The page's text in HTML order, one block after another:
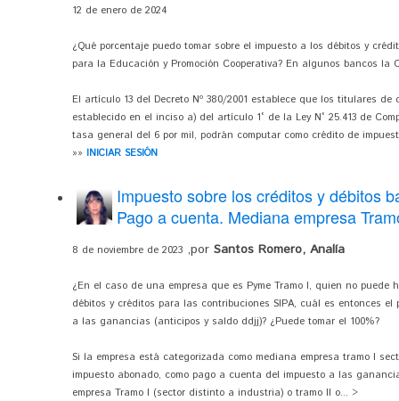
12 de enero de 2024
¿Qué porcentaje puedo tomar sobre el impuesto a los débitos y
para la Educación y Promoción Cooperativa? En algunos bancos
El artículo 13 del Decreto Nº 380/2001 establece que los titulares
establecido en el inciso a) del artículo 1° de la Ley N° 25.413 de
tasa general del 6 por mil, podrán computar como crédito de
»» INICIAR SESIÓN
Impuesto sobre los créditos y débitos
Pago a cuenta. Mediana empresa
8 de noviembre de 2023 ,por Santos Romero, Analía
¿En el caso de una empresa que es Pyme Tramo I, quien no puede
débitos y créditos para las contribuciones SIPA, cuál es entonces
a las ganancias (anticipos y saldo ddjj)? ¿Puede tomar el 100%?
Si la empresa está categorizada como mediana empresa tramo I
impuesto abonado, como pago a cuenta del impuesto a las
empresa Tramo I (sector distinto a industria) o tramo II o... >